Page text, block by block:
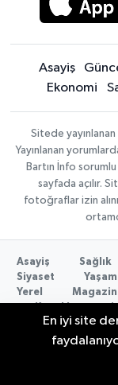
Asayiş
Ekonomi
Sitede
Yayınlanan
Bartın İnfo
sayfada açılır.
fotoğraflar izin
Asayiş Sağlık
Siyaset
Yaşam
Yerel
Magazin
En iyi site
10:43 Bartın
Ölümden